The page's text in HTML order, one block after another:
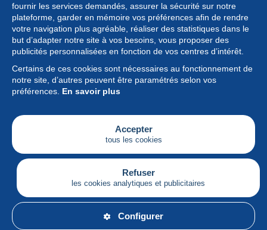
fournir les services demandés, assurer la sécurité sur notre
plateforme, garder en mémoire vos préférences afin de rendre
votre navigation plus agréable, réaliser des statistiques dans le
but d’adapter notre site à vos besoins, vous proposer des
publicités personnalisées en fonction de vos centres d’intérêt.
Certains de ces cookies sont nécessaires au fonctionnement de
notre site, d’autres peuvent être paramétrés selon vos
préférences. En savoir plus
Accepter
tous les cookies
Refuser
les cookies analytiques et publicitaires
Configurer
Collection
Actualités
Fonctionnalités
Société
Services
Articles
Français